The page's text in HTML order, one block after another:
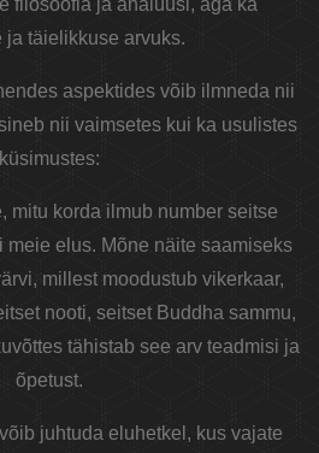
filosoofia ja analüüsi, aga ka
ja täielikkuse arvuks.
aspektides võib ilmneda nii
nii vaimsetes kui ka usulistes
küsimustes:
mitu korda ilmub number seitse
meie elus. Mõne näite saamiseks
millest moodustub vikerkaar,
nooti, ​​seitset Buddha sammu,
tähistab see arv teadmisi ja
õpetust.
juhtuda eluhetkel, kus vajate